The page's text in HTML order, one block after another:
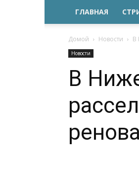
ГЛАВНАЯ
Домой Новости В
Новости
В